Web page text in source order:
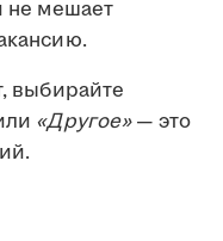
не мешает
выбирайте
«Другое»— это